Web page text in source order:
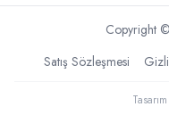
Copyright ©
Satış Sözleşmesi